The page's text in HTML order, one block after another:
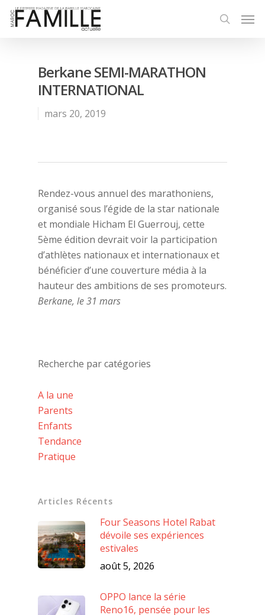
Berkane SEMI-MARATHON
INTERNATIONAL
mars 20, 2019
Rendez-vous annuel des marathoniens,
organisé sous l’égide de la star nationale
et mondiale Hicham El Guerrouj, cette
5ème édition devrait voir la participation
d’athlètes nationaux et internationaux et
bénéficier d’une couverture média à la
hauteur des ambitions de ses promoteurs.
Berkane, le 31 mars
Recherche par catégories
A la une
Parents
Enfants
Tendance
Pratique
Articles Récents
Four Seasons Hotel Rabat
dévoile ses expériences
estivales
août 5, 2026
OPPO lance la série
Reno16, pensée pour les